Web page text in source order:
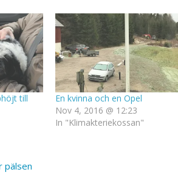
till
En kvinna och en Opel
Nov 4, 2016 @ 12:23
In "Klimakteriekossan"
pälsen